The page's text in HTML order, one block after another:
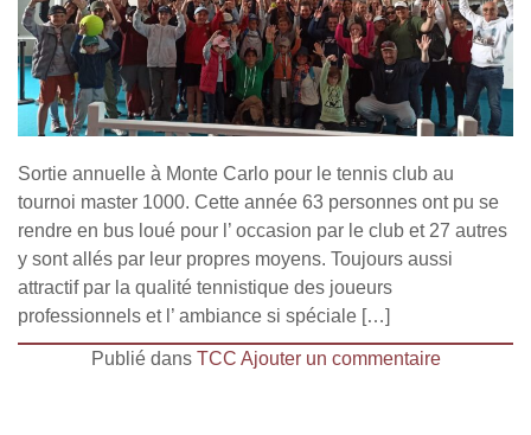
Sortie annuelle à Monte Carlo pour le tennis club au
tournoi master 1000. Cette année 63 personnes ont pu se
rendre en bus loué pour l’ occasion par le club et 27 autres
y sont allés par leur propres moyens. Toujours aussi
attractif par la qualité tennistique des joueurs
professionnels et l’ ambiance si spéciale […]
Publié dans TCC Ajouter un commentaire